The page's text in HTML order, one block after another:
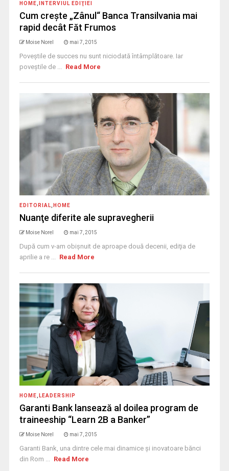
HOME INTERVIUL EDIŢIEI
Cum creşte „Zânul“ Banca Transilvania mai
rapid decât Făt Frumos
Moise Norel mai 7, 2015
Poveştile de succes nu sunt niciodată întâmplătoare. Iar
poveştile de ... Read More
EDITORIAL HOME
Nuanţe diferite ale supravegherii
Moise Norel mai 7, 2015
După cum v-am obişnuit de aproape două decenii, ediţia de
aprilie a re ... Read More
HOME LEADERSHIP
Garanti Bank lansează al doilea program de
traineeship “Learn 2B a Banker”
Moise Norel mai 7, 2015
Garanti Bank, una dintre cele mai dinamice și inovatoare bănci
din Rom ... Read More